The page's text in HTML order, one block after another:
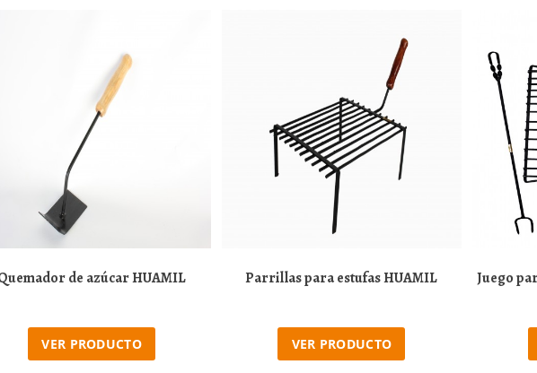
de azúcar HUAMIL
VER PRODUCTO
Parrillas para estufas HUAMIL
VER PRODUCTO
Juego